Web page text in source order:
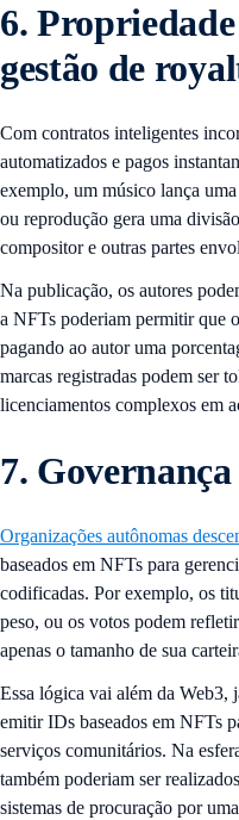
6.
gestão de
Com contratos inteligentes
automatizados e pagos
exemplo, um músico lança
ou reprodução gera uma
compositor e outras partes
Na publicação, os autores
a NFTs poderiam permitir que
pagando ao autor uma
marcas registradas podem ser
licenciamentos complexos em
7.
Organizações autônomas
baseados em NFTs para
codificadas. Por exemplo, os
peso, ou os votos podem
apenas o tamanho de sua
Essa lógica vai além da Web3,
emitir IDs baseados em NFTs
serviços comunitários. Na
também poderiam ser
sistemas de procuração por